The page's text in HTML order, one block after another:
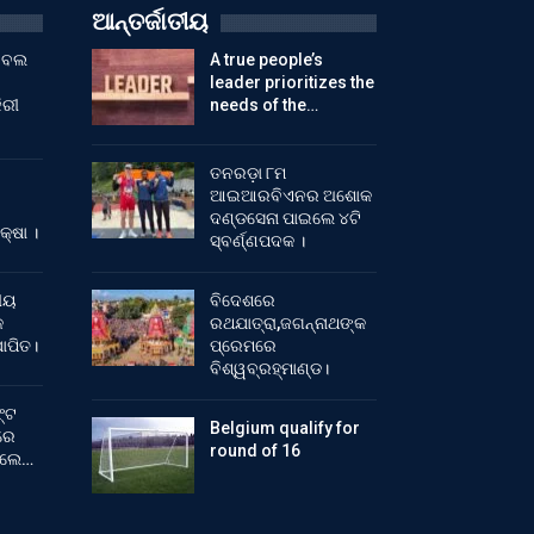
।
ଆନ୍ତର୍ଜାତୀୟ
A true people’s
leader prioritizes the
needs of the…
ତନରଡ଼ା ୮ମ
ଆଇଆରବିଏନର ଅଶୋକ
ଦଣ୍ଡସେନା ପାଇଲେ ୪ଟି
ସ୍ବର୍ଣ୍ଣପଦକ ।
ବିଦେଶରେ
ରଥଯାତ୍ରା,ଜଗନ୍ନାଥଙ୍କ
ପ୍ରେମରେ
ବିଶ୍ୱବ୍ରହ୍ମାଣ୍ଡ।
Belgium qualify for
round of 16